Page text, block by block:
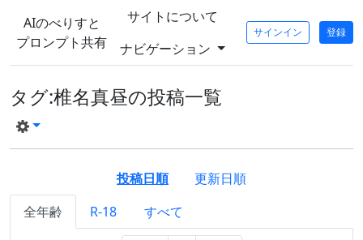
AIのべりすと
プロンプト共有
サイトについて
ナビゲーション
サインイン 登録
タグ:椎名真昼の投稿一覧
投稿日順
更新日順
全年齢
R-18 すべて